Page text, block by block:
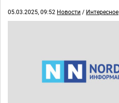
05.03.2025, 09:52 Новости / Интересное